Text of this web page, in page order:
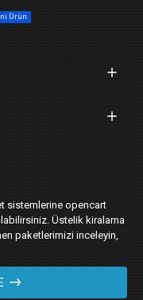
Ürün
sistemlerine opencart
Üstelik kiralama
paketlerimizi inceleyin,